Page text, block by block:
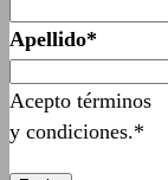
Apellido*
Acepto términos
y condiciones.*